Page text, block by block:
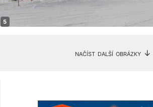
načíst další obrázky ↓